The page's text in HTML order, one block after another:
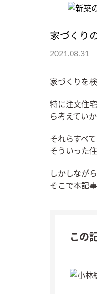
家づくり
2021.08.31
家づくりを
特に注文住
ら考えてい
それらすべ
そういった
しかしなが
そこで本記
この